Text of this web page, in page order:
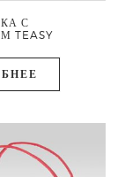
С
TEASY